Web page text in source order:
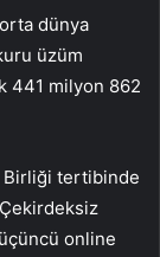
dünya
üzüm
441 milyon 862
Birliği tertibinde
online